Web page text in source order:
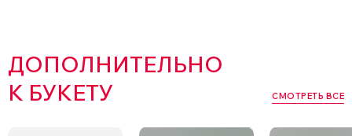
ДОПОЛНИТЕЛЬНО
К БУКЕТУ
СМОТРЕТЬ ВСЕ